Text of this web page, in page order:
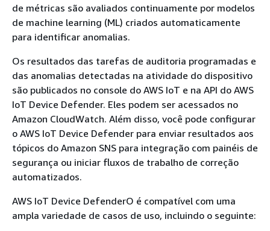
de métricas são avaliados continuamente por modelos
de machine learning (ML) criados automaticamente
para identificar anomalias.
Os resultados das tarefas de auditoria programadas e
das anomalias detectadas na atividade do dispositivo
são publicados no console do AWS IoT e na API do AWS
IoT Device Defender. Eles podem ser acessados no
Amazon CloudWatch. Além disso, você pode configurar
o AWS IoT Device Defender para enviar resultados aos
tópicos do Amazon SNS para integração com painéis de
segurança ou iniciar fluxos de trabalho de correção
automatizados.
AWS IoT Device DefenderO é compatível com uma
ampla variedade de casos de uso, incluindo o seguinte: